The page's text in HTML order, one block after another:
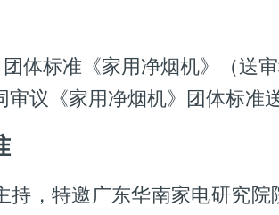
标准《家用净烟机》（送
议《家用净烟机》团体标准
持，特邀广东华南家电研究